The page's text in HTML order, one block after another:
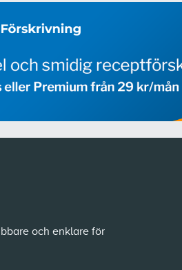
och enklare för